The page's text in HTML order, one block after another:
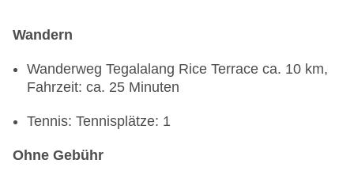
Wandern
Wanderweg Tegalalang Rice Terrace ca. 10 km,
Fahrzeit: ca. 25 Minuten
Tennis: Tennisplätze: 1
Ohne Gebühr